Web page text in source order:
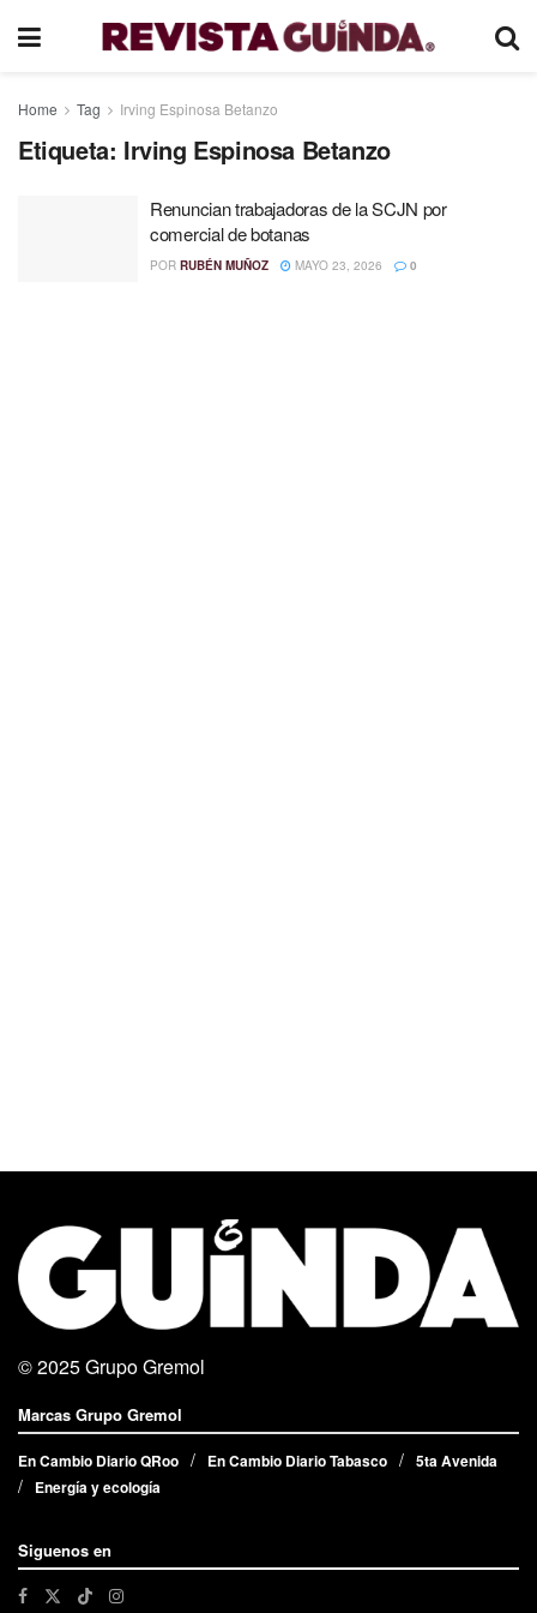
Home Tag Irving Espinosa Betanzo
Etiqueta: Irving Espinosa Betanzo
Renuncian trabajadoras de la SCJN por
comercial de botanas
POR RUBÉN MUÑOZ MAYO 23, 2026 0
© 2025Grupo Gremol
Marcas Grupo Gremol
En Cambio Diario QRoo En Cambio Diario Tabasco
5ta Avenida
Energía y ecología
Siguenos en